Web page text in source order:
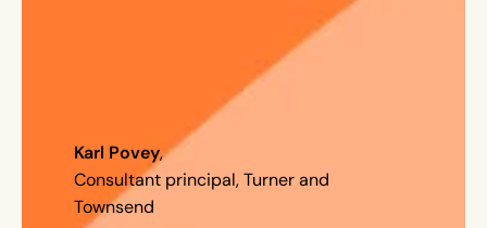
Karl Povey,
Consultant principal, Turner and
Townsend